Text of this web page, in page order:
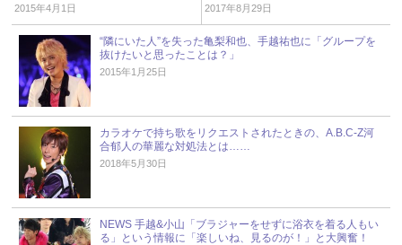
2015年4月1日 2017年8月29日
“隣にいた人”を失った亀梨和也、手越祐也に「グループを
抜けたいと思ったことは？」
2015年1月25日
カラオケで持ち歌をリクエストされたときの、A.B.C-Z河
合郁人の華麗な対処法とは……
2018年5月30日
NEWS 手越&小山「ブラジャーをせずに浴衣を着る人もい
る」という情報に「楽しいね、見るのが！」と大興奮！